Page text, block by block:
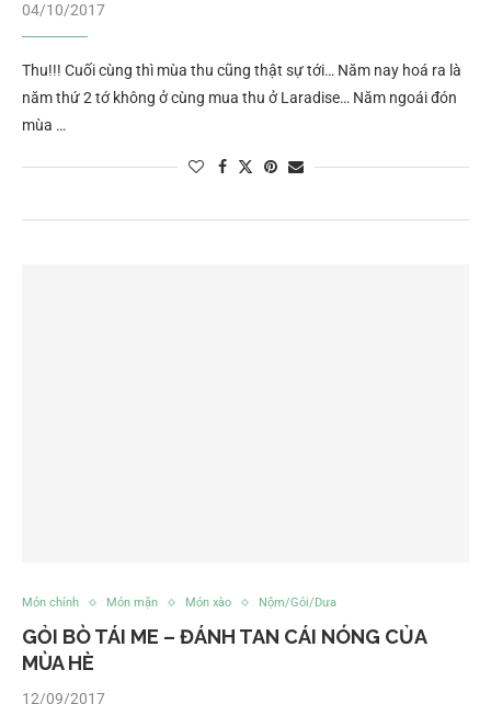
04/10/2017
Thu!!! Cuối cùng thì mùa thu cũng thật sự tới… Năm nay hoá ra là
năm thứ 2 tớ không ở cùng mua thu ở Laradise… Năm ngoái đón
mùa …
Món chính Món mặn Món xào Nộm/Gỏi/Dưa
GỎI BÒ TÁI ME – ĐÁNH TAN CÁI NÓNG CỦA
MÙA HÈ
12/09/2017